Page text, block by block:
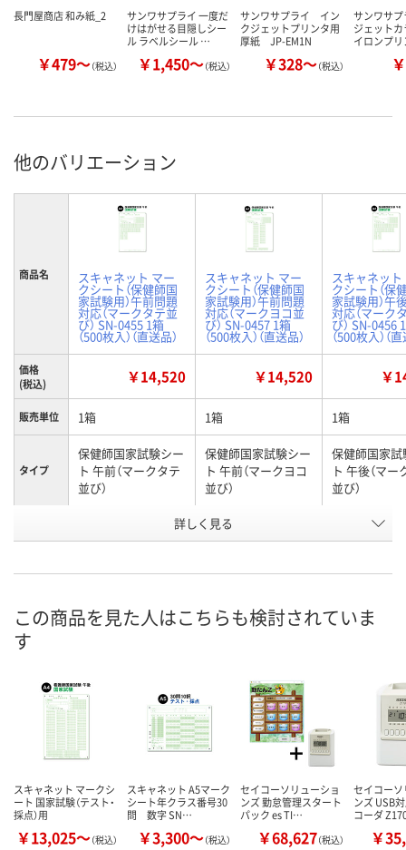
長門屋商店 和み紙_2
￥479～（税込）
サンワサプライ 一度だ
けはがせる目隠しシー
ル ラベルシール …
￥1,450～（税込）
サンワサプライ イン
クジェットプリンタ用
厚紙 JP-EM1N
￥328～（税込）
サンワサ
ジェット
イロンプ
他のバリエーション
商品名 スキャネット マー
クシート（保健師国
家試験用）午前問題
対応（マークタテ並
び） SN-0455 1箱
（500枚入）（直送品）
スキャネット マー
クシート（保健師国
家試験用）午前問題
対応（マークヨコ並
び） SN-0457 1箱
（500枚入）（直送品）
スキャネット
クシート（保
家試験用）午
対応（マーク
び） SN-0456
（500枚入）（
価格
(税込)
￥14,520 ￥14,520 ￥
販売単位 1箱 1箱 1箱
タイプ
保健師国家試験シー
ト 午前（マークタテ
並び）
保健師国家試験シー
ト 午前（マークヨコ
並び）
保健師国家試
ト 午後（マー
並び）
A055193 A055192
8月24日（月）まで
カゴへ カゴへ カ
詳しく見る
この商品を見た人はこちらも検討されていま
す
スキャネット マークシ
ート 国家試験（テスト・
採点）用
￥13,025～（税込）
スキャネット A5マーク
シート年クラス番号30
問 数字 SN…
￥3,300～（税込）
セイコーソリューショ
ンズ 勤怠管理スタート
パック es TI…
￥68,627（税込）
セイコー
ンズ USB
コーダ
￥